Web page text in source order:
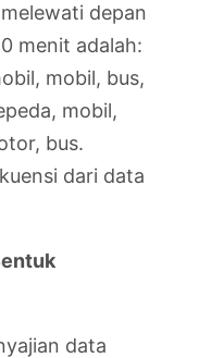
depan
menit adalah:
mobil, bus,
mobil,
bus.
dari data
data